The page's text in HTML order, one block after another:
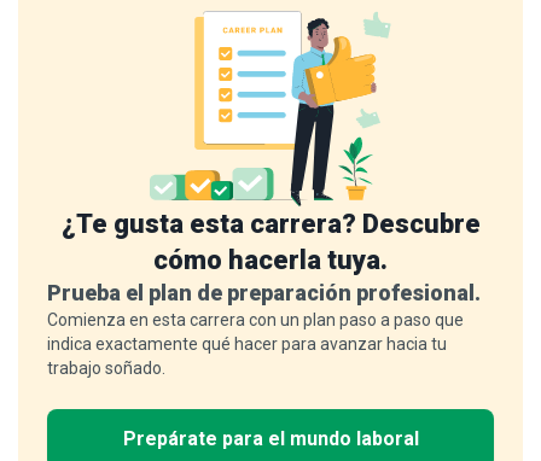
¿Te gusta esta carrera? Descubre
cómo hacerla tuya.
Prueba el plan de preparación profesional.
Comienza en esta carrera con un plan paso a paso que
indica exactamente qué hacer para avanzar hacia tu
trabajo soñado.
Prepárate para el mundo laboral